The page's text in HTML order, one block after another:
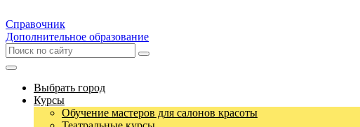
Справочник
Дополнительное образование
Выбрать город
Курсы
Обучение мастеров для салонов красоты